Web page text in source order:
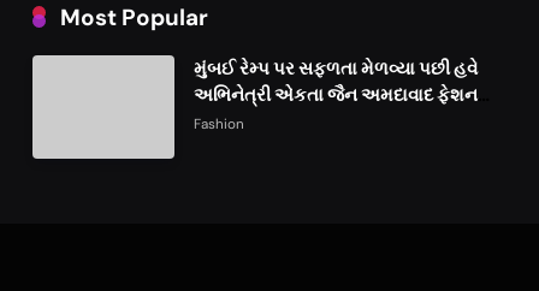
Most Popular
મુંબઈ રેમ્પ પર સફળતા મેળવ્યા પછી હવે
અભિનેત્રી એકતા જૈન અમદાવાદ ફેશન
વીકમાં પોતાની પ્રતિભા પ્રદર્શિત કરશે
Fashion